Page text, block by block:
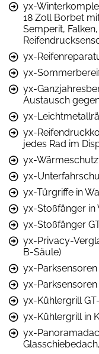
yx-
18 Zoll Borbet
Semperit,
yx-
yx-
yx-
Austausch
yx-
yx-
jedes Rad im
yx-
yx-
yx-Türgriffe in
yx-Stoßfänger in
yx-Stoßfänger
yx-Privacy-
B-Säule)
yx-Parksensoren
yx-
yx-Kühlergrill
yx-Kühlergrill in
yx-